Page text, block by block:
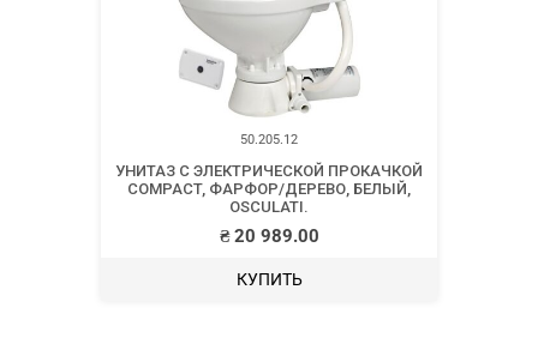
50.205.12
УНИТАЗ С ЭЛЕКТРИЧЕСКОЙ ПРОКАЧКОЙ
COMPACT, ФАРФОР/ДЕРЕВО, БЕЛЫЙ,
OSCULATI.
₴20 989.00
КУПИТЬ